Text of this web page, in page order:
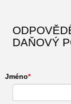
DAŇOVÝ
Jméno